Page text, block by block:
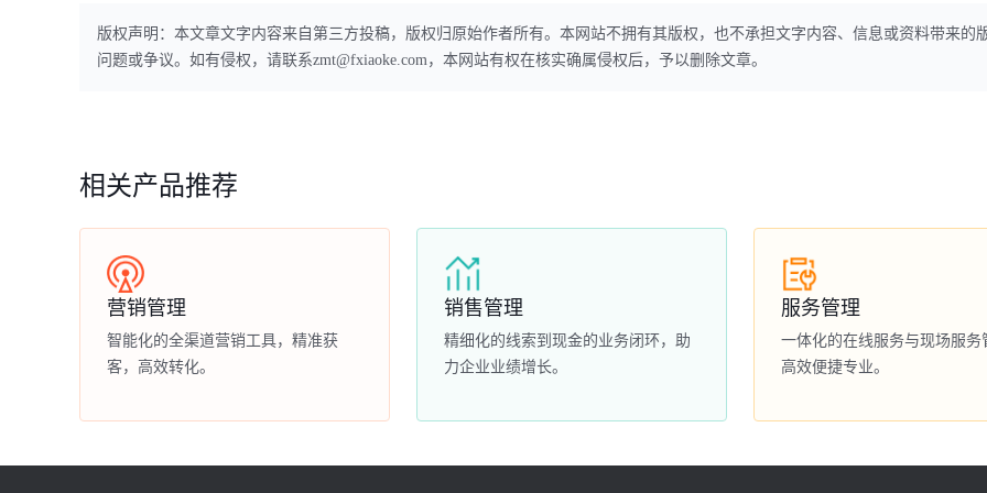
版权声明：本文章文字内容来自第三方投稿，版权归原始作者所有。本网站不拥有其版权，也不承担文字内容、信息或资料带来的
问题或争议。如有侵权，请联系zmt@fxiaoke.com，本网站有权在核实确属侵权后，予以删除文章。
相关产品推荐
营销管理
智能化的全渠道营销工具，精准获
客，高效转化。
销售管理
精细化的线索到现金的业务闭环，助
力企业业绩增长。
服务管理
一体化的在线服务与现场服务
高效便捷专业。